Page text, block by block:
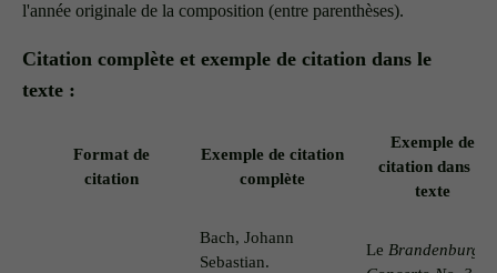
l'année originale de la composition (entre parenthèses).
Citation complète et exemple de citation dans le
texte :
Format de
citation
Exemple de citation
complète
Exemple de
citation dans le
texte
Bach, Johann
Sebastian.
Le Brandenburg